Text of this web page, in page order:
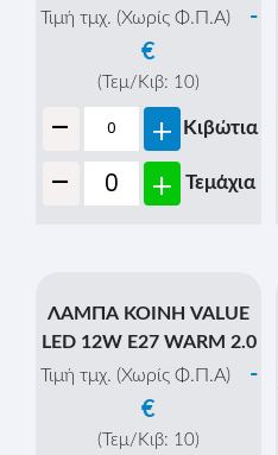
Τιμή τμχ. (Χωρίς Φ.Π.Α)
-
€
(Τεμ/Κιβ: 10)
- + Κιβώτια
- + Τεμάχια
ΛΑΜΠΑ ΚΟΙΝΗ VALUE
LED 12W Ε27 WARM 2.0
Τιμή τμχ. (Χωρίς Φ.Π.Α)
-
€
(Τεμ/Κιβ: 10)